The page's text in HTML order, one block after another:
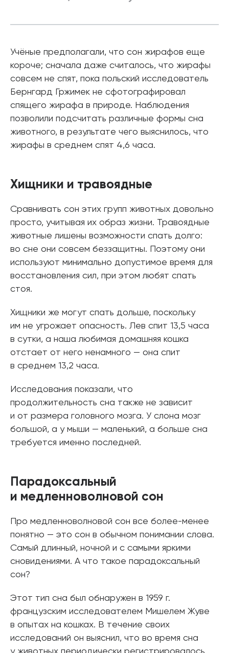
Учёные предполагали, что сон жирафов еще
короче; сначала даже считалось, что жирафы
совсем не спят, пока польский исследователь
Бернгард Гржимек не сфотографировал
спящего жирафа в природе. Наблюдения
позволили подсчитать различные формы сна
животного, в результате чего выяснилось, что
жирафы в среднем спят 4,6 часа.
Хищники и травоядные
Сравнивать сон этих групп животных довольно
просто, учитывая их образ жизни. Травоядные
животные лишены возможности спать долго:
во сне они совсем беззащитны. Поэтому они
используют минимально допустимое время для
восстановления сил, при этом любят спать
стоя.
Хищники же могут спать дольше, поскольку
им не угрожает опасность. Лев спит 13,5 часа
в сутки, а наша любимая домашняя кошка
отстает от него ненамного — она спит
в среднем 13,2 часа.
Исследования показали, что
продолжительность сна также не зависит
и от размера головного мозга. У слона мозг
большой, а у мыши — маленький, а больше сна
требуется именно последней.
Парадоксальный
и медленноволновой сон
Про медленноволновой сон все более-менее
понятно — это сон в обычном понимании слова.
Самый длинный, ночной и с самыми яркими
сновидениями. А что такое парадоксальный
сон?
Этот тип сна был обнаружен в 1959 г.
французским исследователем Мишелем Жуве
в опытах на кошках. В течение своих
исследований он выяснил, что во время сна